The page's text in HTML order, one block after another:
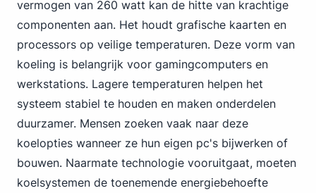
vermogen van 260 watt kan de hitte van krachtige
componenten aan. Het houdt grafische kaarten en
processors op veilige temperaturen. Deze vorm van
koeling is belangrijk voor gamingcomputers en
werkstations. Lagere temperaturen helpen het
systeem stabiel te houden en maken onderdelen
duurzamer. Mensen zoeken vaak naar deze
koelopties wanneer ze hun eigen pc's bijwerken of
bouwen. Naarmate technologie vooruitgaat, moeten
koelsystemen de toenemende energiebehoefte